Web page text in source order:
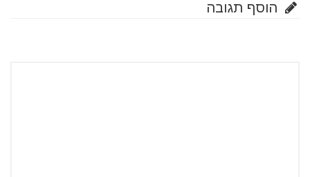
הוסף תגובה